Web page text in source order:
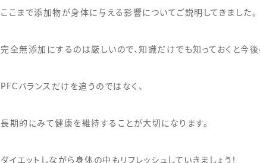
ここまで添加物が身体に与える影響についてご説明してきました。
完全無添加にするのは厳しいので、知識だけでも知っておくと今後
PFCバランスだけを追うのではなく、
長期的にみて健康を維持することが大切になります。
ダイエットしながら身体の中もリフレッシュしていきましょう！